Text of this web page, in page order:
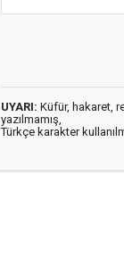
UYARI: Küfür, hakaret,
yazılmamış,
Türkçe karakter